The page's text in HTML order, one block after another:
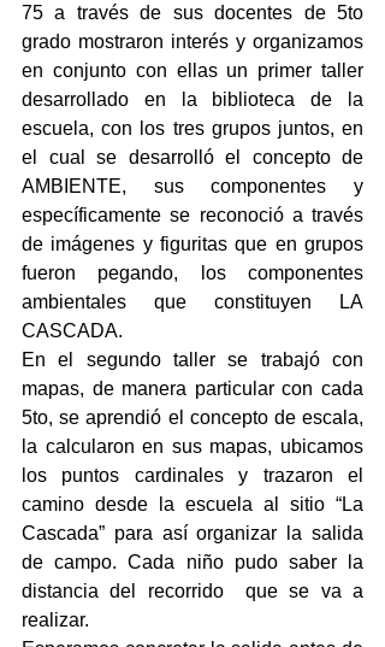
75 a través de sus docentes de 5to
grado mostraron interés y organizamos
en conjunto con ellas un primer taller
desarrollado en la biblioteca de la
escuela, con los tres grupos juntos, en
el cual se desarrolló el concepto de
AMBIENTE, sus componentes y
específicamente se reconoció a través
de imágenes y figuritas que en grupos
fueron pegando, los componentes
ambientales que constituyen LA
CASCADA.
En el segundo taller se trabajó con
mapas, de manera particular con cada
5to, se aprendió el concepto de escala,
la calcularon en sus mapas, ubicamos
los puntos cardinales y trazaron el
camino desde la escuela al sitio “La
Cascada” para así organizar la salida
de campo. Cada niño pudo saber la
distancia del recorrido  que se va a
realizar.